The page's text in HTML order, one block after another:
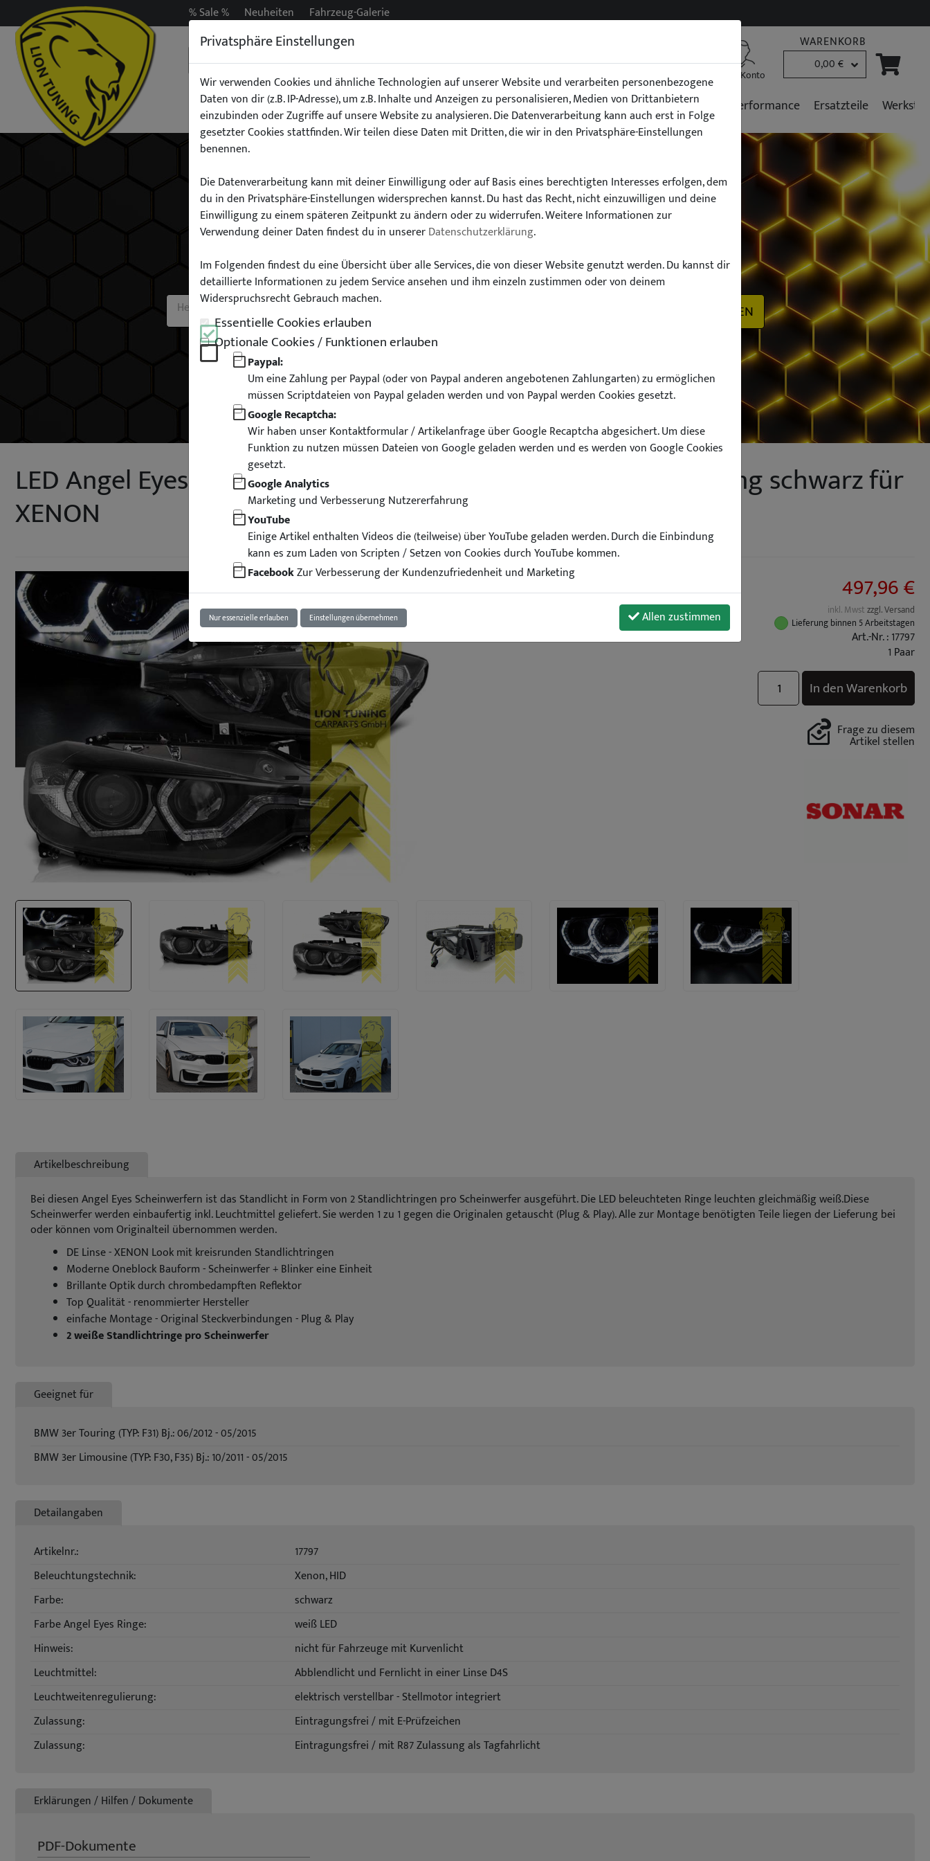
% Sale % Neuheiten Fahrzeug-Galerie
B2B Kunden Mein Konto
WARENKORB
0,00 €
Auspuff Beleuchtung Exterieur Fahrwerk Interieur Stoßstangen/Spoiler Fahrzeugpflege Performance Ersatzteile
Wähle dein Auto
finde alle passenden Teile schnell und einfach
Hersteller: Modell: SUCHEN
LED Angel Eyes Scheinwerfer für BMW F30 Limousine F31 Touring schwarz für
XENON
497,96 €
inkl. Mwstzzgl. Versand
Lieferung binnen 5 Arbeitstagen
Art.-Nr. : 17797
1 Paar
In den Warenkorb
Frage zu diesem
Artikel stellen
Artikelbeschreibung
Bei diesen Angel Eyes Scheinwerfern ist das Standlicht in Form von 2 Standlichtringen pro Scheinwerfer ausgeführt. Die LED beleuchteten Ringe leuchten gleichmäßig weiß.Diese
Scheinwerfer werden einbaufertig inkl. Leuchtmittel geliefert. Sie werden 1 zu 1 gegen die Originalen getauscht (Plug & Play). Alle zur Montage benötigten Teile liegen der Lieferung bei
oder können vom Originalteil übernommen werden.
DE Linse - XENON Look mit kreisrunden Standlichtringen
Moderne Oneblock Bauform - Scheinwerfer + Blinker eine Einheit
Brillante Optik durch chrombedampften Reflektor
Top Qualität - renommierter Hersteller
einfache Montage - Original Steckverbindungen - Plug & Play
2 weiße Standlichtringe pro Scheinwerfer
Geeignet für
BMW 3er Touring (TYP: F31) Bj.: 06/2012 - 05/2015
BMW 3er Limousine (TYP: F30, F35) Bj.: 10/2011 - 05/2015
Detailangaben
Artikelnr.:
17797
Beleuchtungstechnik:
Xenon, HID
Farbe:
schwarz
Farbe Angel Eyes Ringe:
weiß LED
Hinweis:
nicht für Fahrzeuge mit Kurvenlicht
Leuchtmittel:
Abblendlicht und Fernlicht in einer Linse D4S
Leuchtweitenregulierung:
elektrisch verstellbar - Stellmotor integriert
Zulassung:
Eintragungsfrei / mit E-Prüfzeichen
Zulassung:
Eintragungsfrei / mit R87 Zulassung als Tagfahrlicht
Erklärungen / Hilfen / Dokumente
PDF-Dokumente
Privatsphäre Einstellungen
Wir verwenden Cookies und ähnliche Technologien auf unserer Website und verarbeiten personenbezogene
Daten von dir (z.B. IP-Adresse), um z.B. Inhalte und Anzeigen zu personalisieren, Medien von Drittanbietern
einzubinden oder Zugriffe auf unsere Website zu analysieren. Die Datenverarbeitung kann auch erst in Folge
gesetzter Cookies stattfinden. Wir teilen diese Daten mit Dritten, die wir in den Privatsphäre-Einstellungen
benennen.
Die Datenverarbeitung kann mit deiner Einwilligung oder auf Basis eines berechtigten Interesses erfolgen, dem
du in den Privatsphäre-Einstellungen widersprechen kannst. Du hast das Recht, nicht einzuwilligen und deine
Einwilligung zu einem späteren Zeitpunkt zu ändern oder zu widerrufen. Weitere Informationen zur
Verwendung deiner Daten findest du in unsererDatenschutzerklärung.
Im Folgenden findest du eine Übersicht über alle Services, die von dieser Website genutzt werden. Du kannst dir
detaillierte Informationen zu jedem Service ansehen und ihm einzeln zustimmen oder von deinem
Widerspruchsrecht Gebrauch machen.
Essentielle Cookies erlauben
Optionale Cookies / Funktionen erlauben
Paypal:
Um eine Zahlung per Paypal (oder von Paypal anderen angebotenen Zahlungarten) zu ermöglichen
müssen Scriptdateien von Paypal geladen werden und von Paypal werden Cookies gesetzt.
Google Recaptcha:
Wir haben unser Kontaktformular / Artikelanfrage über Google Recaptcha abgesichert. Um diese
Funktion zu nutzen müssen Dateien von Google geladen werden und es werden von Google Cookies
gesetzt.
Google Analytics
Marketing und Verbesserung Nutzererfahrung
YouTube
Einige Artikel enthalten Videos die (teilweise) über YouTube geladen werden. Durch die Einbindung
kann es zum Laden von Scripten / Setzen von Cookies durch YouTube kommen.
FacebookZur Verbesserung der Kundenzufriedenheit und Marketing
Nur essenzielle erlauben Einstellungen übernehmen Allen zustimmen